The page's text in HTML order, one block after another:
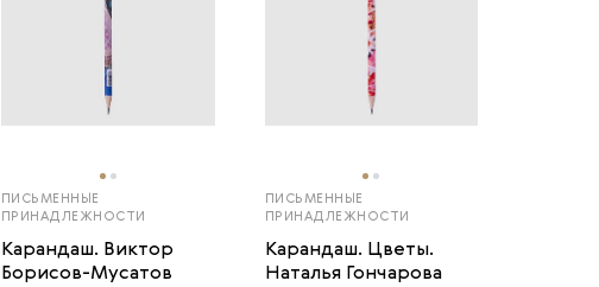
ПИСЬМЕННЫЕ
ПРИНАДЛЕЖНОСТИ
Карандаш. Виктор
Борисов-Мусатов
ПИСЬМЕННЫЕ
ПРИНАДЛЕЖНОСТИ
Карандаш. Цветы.
Наталья Гончарова